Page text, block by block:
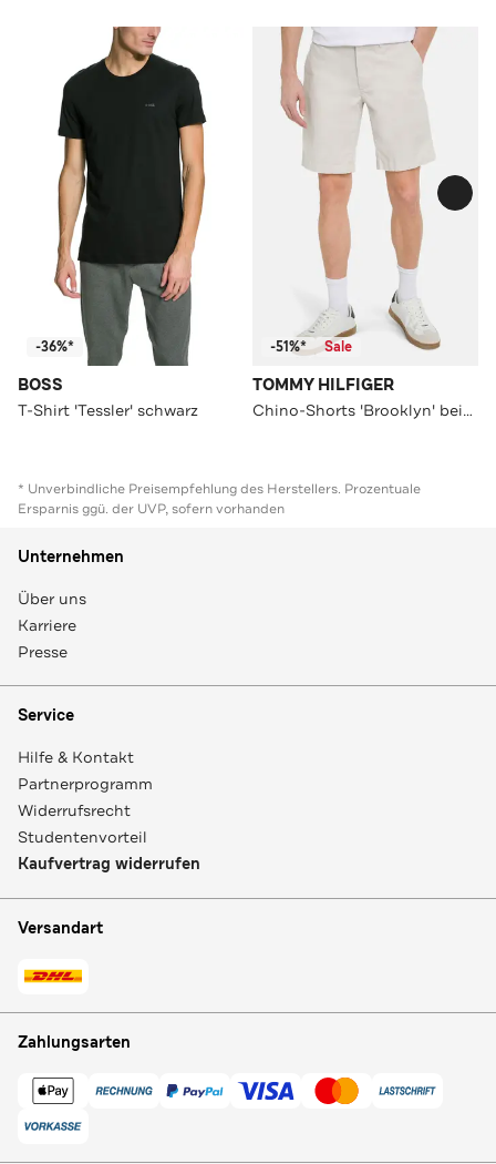
-36%*
BOSS
T-Shirt 'Tessler' schwarz
-51%* Sale
TOMMY HILFIGER
Chino-Shorts 'Brooklyn' beige
* Unverbindliche Preisempfehlung des Herstellers. Prozentuale
Ersparnis ggü. der UVP, sofern vorhanden
Unternehmen
Über uns
Karriere
Presse
Service
Hilfe & Kontakt
Partnerprogramm
Widerrufsrecht
Studentenvorteil
Kaufvertrag widerrufen
Versandart
Zahlungsarten